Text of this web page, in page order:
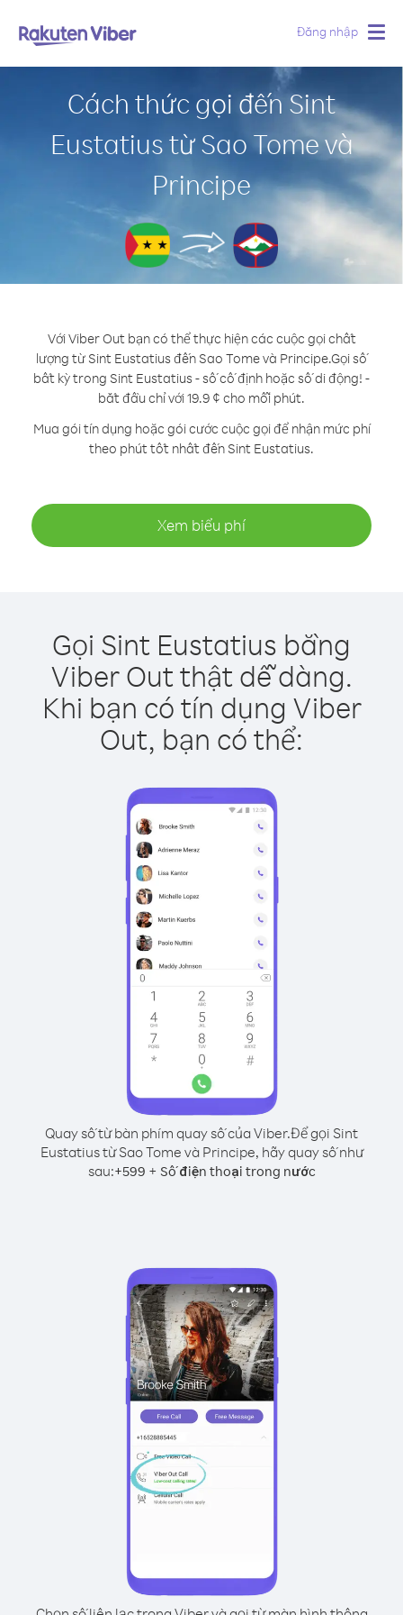
Đăng nhập
Cách thức gọi đến Sint
Eustatius từ Sao Tome và
Principe
Với Viber Out bạn có thể thực hiện các cuộc gọi chất
lượng từ Sint Eustatius đến Sao Tome và Principe.Gọi số
bất kỳ trong Sint Eustatius - số cố định hoặc số di động! -
bắt đầu chỉ với 19.9 ¢ cho mỗi phút.
Mua gói tín dụng hoặc gói cước cuộc gọi để nhận mức phí
theo phút tốt nhất đến Sint Eustatius.
Xem biểu phí
Gọi Sint Eustatius bằng
Viber Out thật dễ dàng.
Khi bạn có tín dụng Viber
Out, bạn có thể:
Quay số từ bàn phím quay số của Viber.Để gọi Sint
Eustatius từ Sao Tome và Principe, hãy quay số như
sau:+599 + Số điện thoại trong nước